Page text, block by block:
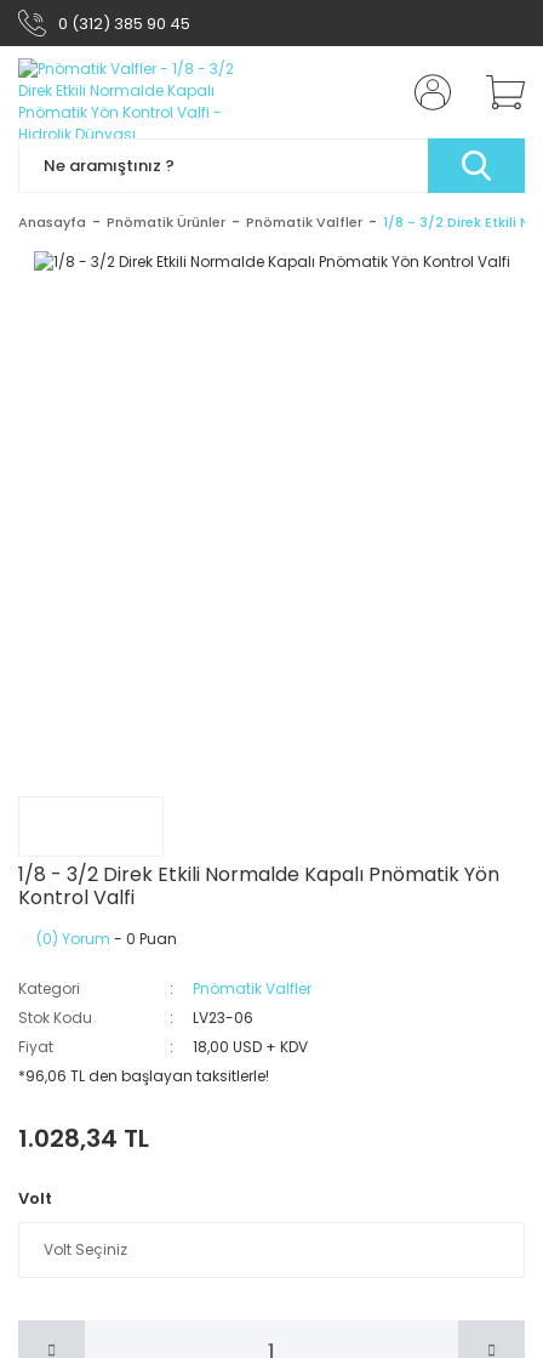
0 (312) 385 90 45
Anasayfa Pnömatik Ürünler Pnömatik Valfler 1/8 - 3/2 Direk Etkili
1/8 - 3/2 Direk Etkili Normalde Kapalı Pnömatik Yön
Kontrol Valfi
(0) Yorum - 0 Puan
Kategori
Pnömatik Valfler
Stok Kodu
LV23-06
Fiyat
18,00 USD + KDV
*96,06 TL den başlayan taksitlerle!
1.028,34 TL
Volt